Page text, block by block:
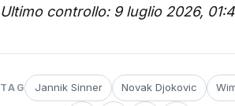
Ultimo controllo: 9 luglio 2026,
TAG Jannik Sinner Novak Djokovic